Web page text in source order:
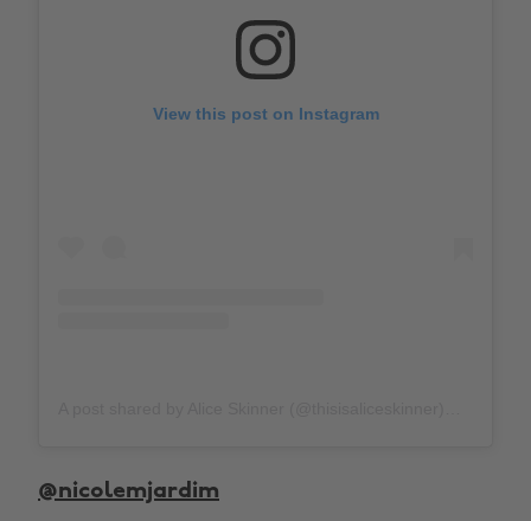
View this post on Instagram
@nicolemjardim